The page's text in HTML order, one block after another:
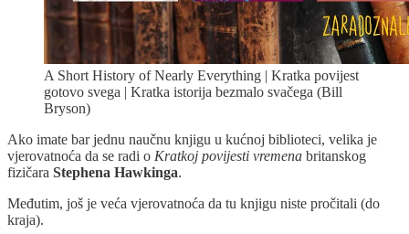
A Short History of Nearly Everything | Kratka povijest
gotovo svega | Kratka istorija bezmalo svačega (Bill
Bryson)
Ako imate bar jednu naučnu knjigu u kućnoj biblioteci, velika je
vjerovatnoća da se radi o Kratkoj povijesti vremena britanskog
fizičara Stephena Hawkinga.
Međutim, još je veća vjerovatnoća da tu knjigu niste pročitali (do
kraja).